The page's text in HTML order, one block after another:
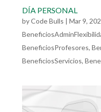
DÍA PERSONAL
byCode Bulls Mar 9,
BeneficiosProfesores,
BeneficiosServicios,